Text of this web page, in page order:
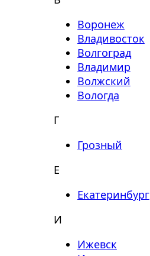
Воронеж
Владивосток
Волгоград
Владимир
Волжский
Вологда
Г
Грозный
Е
Екатеринбург
И
Ижевск